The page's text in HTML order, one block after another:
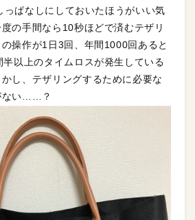
っぱなしにしておいたほうがいい気
の手間なら10秒ほどで済むテザリ
操作が1日3回、年間1000回あると
以上のタイムロスが発生している
し、テザリングするために必要な
ない……？